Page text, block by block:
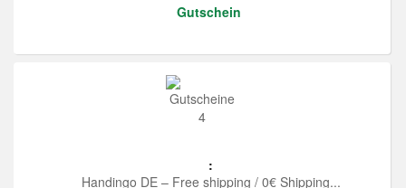
Gutschein
:
Handingo DE – Free shipping / 0€ Shipping...